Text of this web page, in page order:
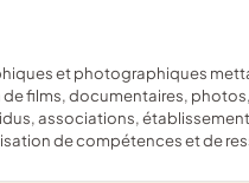
films, documentaires,
associations,
de compétences et de